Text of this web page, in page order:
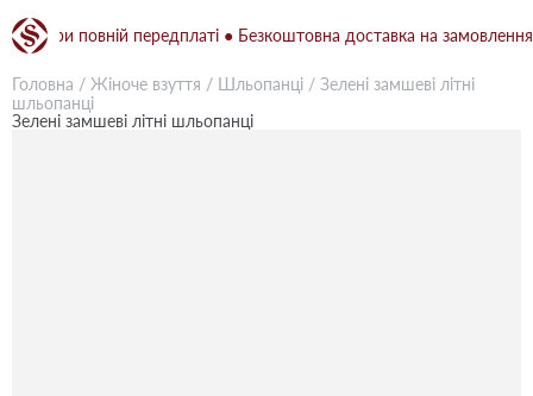
повній передплаті ● Безкоштовна доставка на замовлення
Головна / Жіноче взуття / Шльопанці / Зелені замшеві літні
шльопанці
Зелені замшеві літні шльопанці